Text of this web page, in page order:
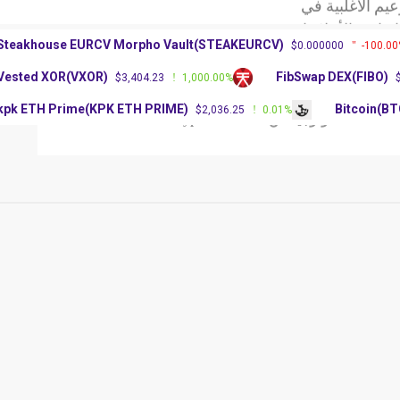
الأخلاقيات
مع
الأخلاقيات
البيتكوين مع
عن Crypto Platform
Steakhouse EURCV Morpho Vault(STEAKEURCV) $0.000000 -
Vested XOR(VXOR) $3,404.23 1,000.00% FibSwap
kpk ETH Prime(KPK ETH PRIME) $2,036.25 0.01%